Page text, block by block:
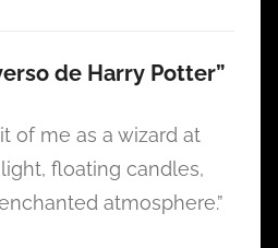
de Harry Potter”
of me as a wizard at
floating candles,
atmosphere.”